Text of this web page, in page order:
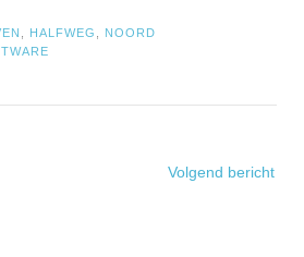
HALFWEG
NOORD
Volgend bericht